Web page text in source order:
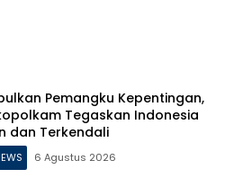
Pemangku Kepentingan,
Tegaskan Indonesia
dan Terkendali
6 Agustus 2026